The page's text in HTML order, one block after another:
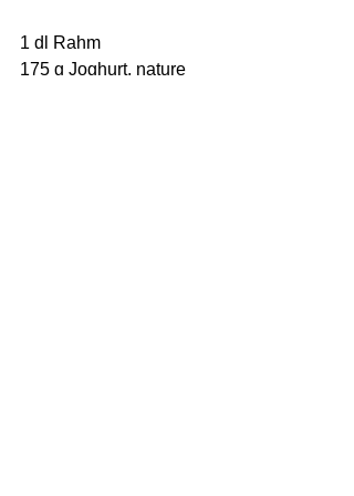
1 dl Rahm
175 g Joghurt, nature